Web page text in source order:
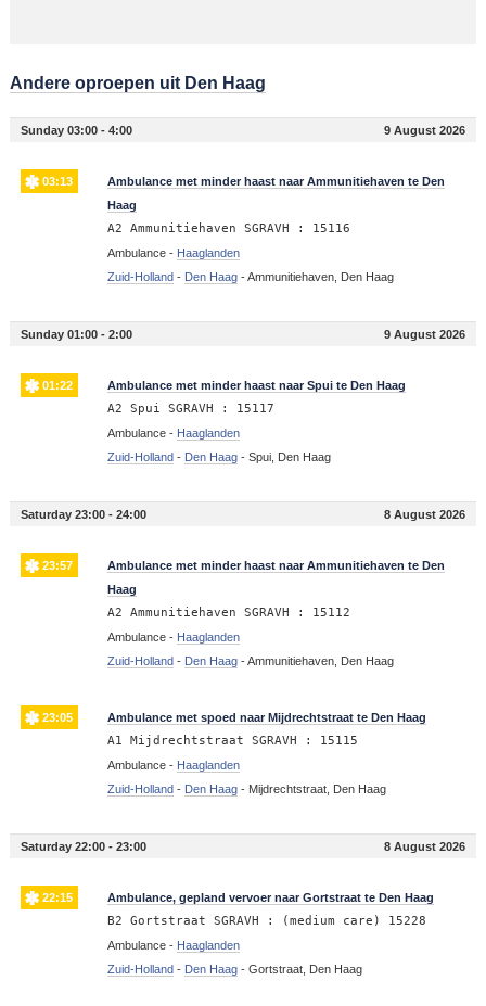
Andere oproepen uit Den Haag
Sunday 03:00 - 4:00 9 August 2026
03:13
Ambulance met minder haast naar Ammunitiehaven te Den
Haag
A2 Ammunitiehaven SGRAVH : 15116
Ambulance - Haaglanden
Zuid-Holland- Den Haag-Ammunitiehaven, Den Haag
Sunday 01:00 - 2:00 9 August 2026
01:22 Ambulance met minder haast naar Spui te Den Haag
A2 Spui SGRAVH : 15117
Ambulance - Haaglanden
Zuid-Holland- Den Haag- Spui, Den Haag
Saturday 23:00 - 24:00 8 August 2026
23:57
Ambulance met minder haast naar Ammunitiehaven te Den
Haag
A2 Ammunitiehaven SGRAVH : 15112
Ambulance - Haaglanden
Zuid-Holland- Den Haag-Ammunitiehaven, Den Haag
23:05 Ambulance met spoed naar Mijdrechtstraat te Den Haag
A1 Mijdrechtstraat SGRAVH : 15115
Ambulance - Haaglanden
Zuid-Holland- Den Haag- Mijdrechtstraat, Den Haag
Saturday 22:00 - 23:00 8 August 2026
22:15 Ambulance, gepland vervoer naar Gortstraat te Den Haag
B2 Gortstraat SGRAVH : (medium care) 15228
Ambulance - Haaglanden
Zuid-Holland- Den Haag- Gortstraat, Den Haag